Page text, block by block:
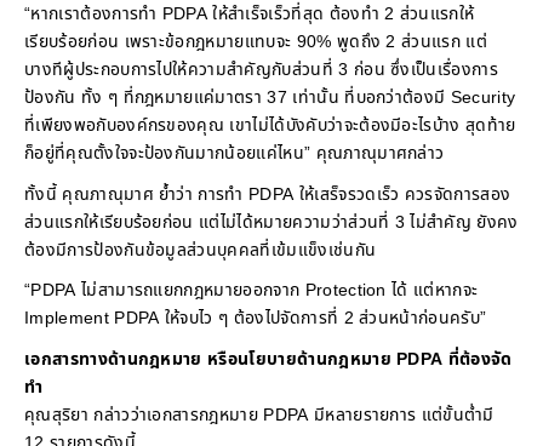
“หากเราต้องการทำ PDPA ให้สำเร็จเร็วที่สุด ต้องทำ 2 ส่วนแรกให้
เรียบร้อยก่อน เพราะข้อกฎหมายแทบจะ 90% พูดถึง 2 ส่วนแรก แต่
บางทีผู้ประกอบการไปให้ความสำคัญกับส่วนที่ 3 ก่อน ซึ่งเป็นเรื่องการ
ป้องกัน ทั้ง ๆ ที่กฎหมายแค่มาตรา 37 เท่านั้น ที่บอกว่าต้องมี Security
ที่เพียงพอกับองค์กรของคุณ เขาไม่ได้บังคับว่าจะต้องมีอะไรบ้าง สุดท้าย
ก็อยู่ที่คุณตั้งใจจะป้องกันมากน้อยแค่ไหน” คุณภาณุมาศกล่าว
ทั้งนี้ คุณภาณุมาศ ย้ำว่า การทำ PDPA ให้เสร็จรวดเร็ว ควรจัดการสอง
ส่วนแรกให้เรียบร้อยก่อน แต่ไม่ได้หมายความว่าส่วนที่ 3 ไม่สำคัญ ยังคง
ต้องมีการป้องกันข้อมูลส่วนบุคคลที่เข้มแข็งเช่นกัน
“PDPA ไม่สามารถแยกกฎหมายออกจาก Protection ได้ แต่หากจะ
Implement PDPA ให้จบไว ๆ ต้องไปจัดการที่ 2 ส่วนหน้าก่อนครับ”
เอกสารทางด้านกฎหมาย หรือนโยบายด้านกฎหมาย PDPA ที่ต้องจัด
ทำ
คุณสุริยา กล่าวว่าเอกสารกฎหมาย PDPA มีหลายรายการ แต่ขั้นต่ำมี